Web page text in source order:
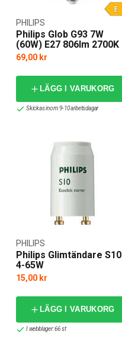
Philips Glob G93 7W
(60W) E27 806lm 2700K
PHILIPS
69,00 kr
LÄGG I VARUKORG
Skickas inom 9-10 arbetsdagar
Philips Glimtändare S10
4-65W
PHILIPS
15,00 kr
LÄGG I VARUKORG
I webblager: 66 st